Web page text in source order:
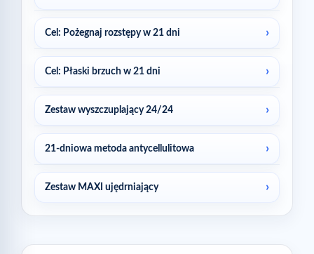
Cel: Pożegnaj rozstępy w 21 dni
Cel: Płaski brzuch w 21 dni
Zestaw wyszczuplający 24/24
21-dniowa metoda antycellulitowa
Zestaw MAXI ujędrniający